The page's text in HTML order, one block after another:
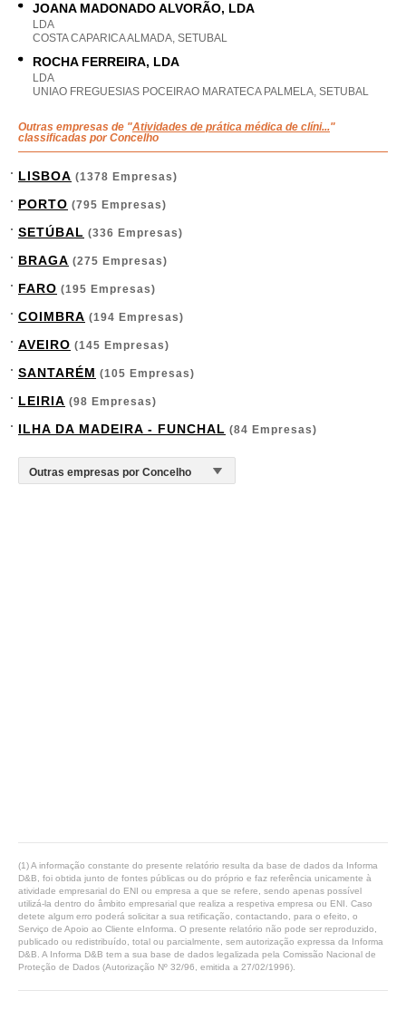
JOANA MADONADO ALVORÃO, LDA
LDA
COSTA CAPARICA ALMADA, SETUBAL
ROCHA FERREIRA, LDA
LDA
UNIAO FREGUESIAS POCEIRAO MARATECA PALMELA, SETUBAL
Outras empresas de "Atividades de prática médica de clíni..."
classificadas por Concelho
LISBOA (1378 Empresas)
PORTO (795 Empresas)
SETÚBAL (336 Empresas)
BRAGA (275 Empresas)
FARO (195 Empresas)
COIMBRA (194 Empresas)
AVEIRO (145 Empresas)
SANTARÉM (105 Empresas)
LEIRIA (98 Empresas)
ILHA DA MADEIRA - FUNCHAL (84 Empresas)
(1) A informação constante do presente relatório resulta da base de dados da Informa
D&B, foi obtida junto de fontes públicas ou do próprio e faz referência unicamente à
atividade empresarial do ENI ou empresa a que se refere, sendo apenas possível
utilizá-la dentro do âmbito empresarial que realiza a respetiva empresa ou ENI. Caso
detete algum erro poderá solicitar a sua retificação, contactando, para o efeito, o
Serviço de Apoio ao Cliente eInforma. O presente relatório não pode ser reproduzido,
publicado ou redistribuído, total ou parcialmente, sem autorização expressa da Informa
D&B. A Informa D&B tem a sua base de dados legalizada pela Comissão Nacional de
Proteção de Dados (Autorização Nº 32/96, emitida a 27/02/1996).